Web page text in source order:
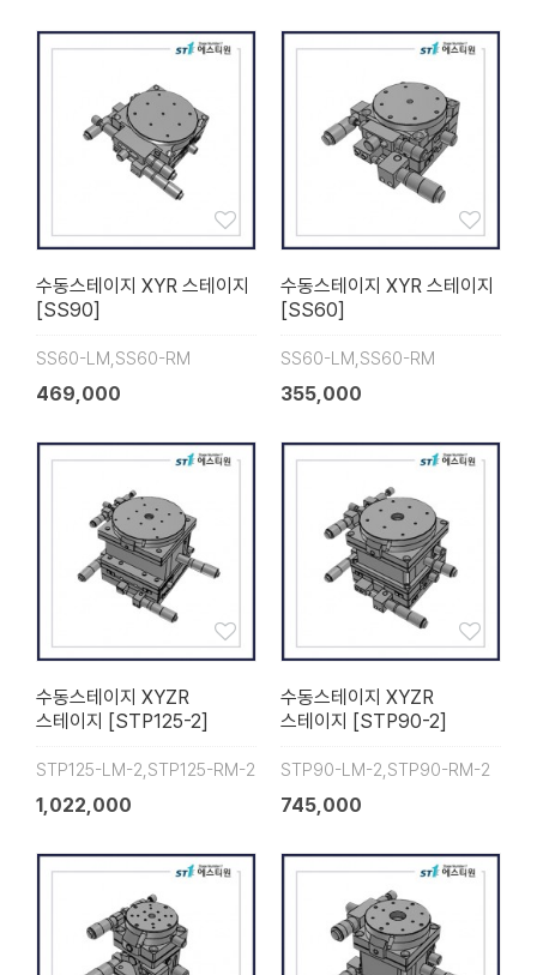
수동스테이지 XYR 스테이지
[SS90]
SS60-LM,SS60-RM
469,000
수동스테이지 XYR 스테이지
[SS60]
SS60-LM,SS60-RM
355,000
수동스테이지 XYZR
스테이지 [STP125-2]
STP125-LM-2,STP125-RM-2
1,022,000
수동스테이지 XYZR
스테이지 [STP90-2]
STP90-LM-2,STP90-RM-2
745,000